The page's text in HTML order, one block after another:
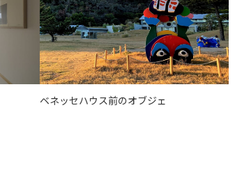
ベネッセハウス前のオブジェ